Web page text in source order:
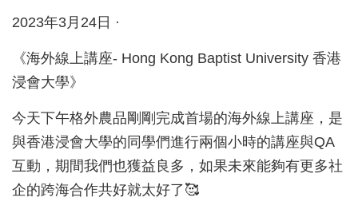
2023年3月24日 ·
《海外線上講座- Hong Kong Baptist University 香港
浸會大學》
今天下午格外農品剛剛完成首場的海外線上講座，是
與香港浸會大學的同學們進行兩個小時的講座與QA
互動，期間我們也獲益良多，如果未來能夠有更多社
企的跨海合作共好就太好了🥰